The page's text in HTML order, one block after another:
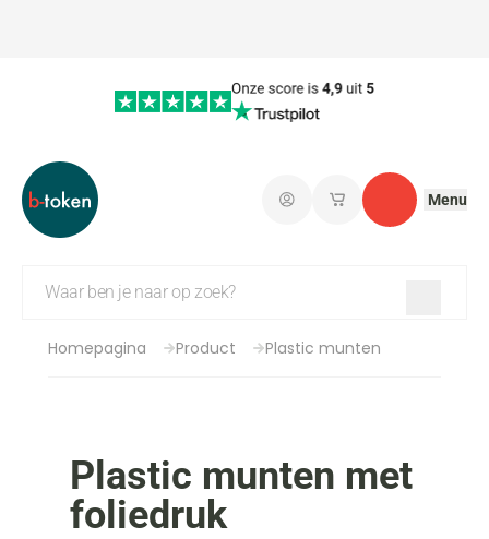
AanmeldenMijn opgeslagen
Contact
Menu
Homepagina Product Plastic munten
Plastic munten met
foliedruk